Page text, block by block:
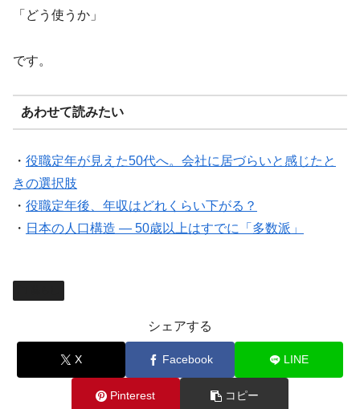
「どう使うか」
です。
あわせて読みたい
・ 役職定年が見えた50代へ。会社に居づらいと感じたと
きの選択肢
・ 役職定年後、年収はどれくらい下がる？
・ 日本の人口構造 — 50歳以上はすでに「多数派」
シェアする
X Facebook LINE
Pinterest コピー